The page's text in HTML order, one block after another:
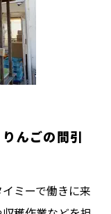
んごの間引
ミーで働きに来